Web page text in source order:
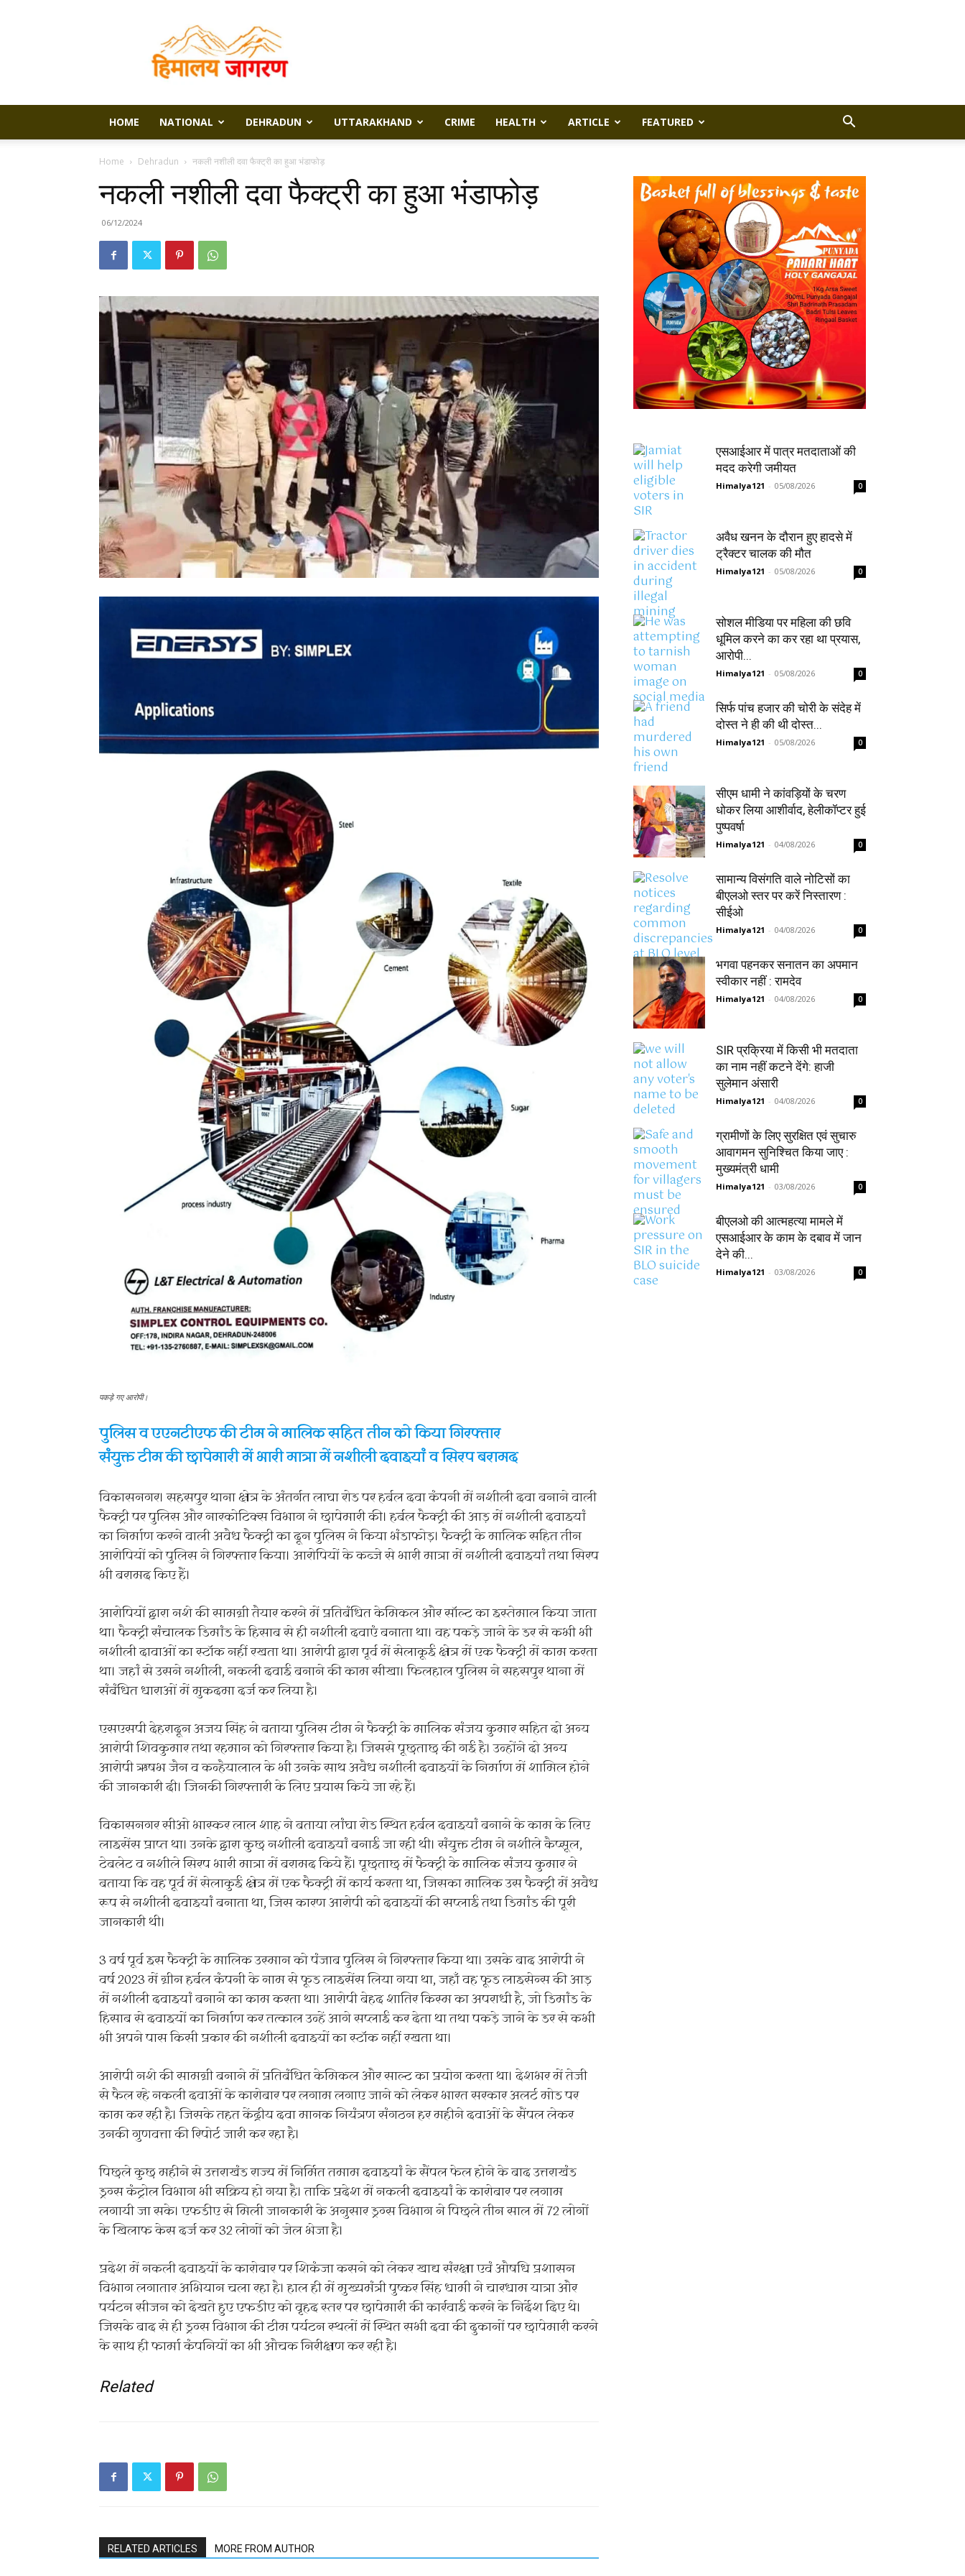
Himalaya
Jagran
HOME NATIONAL DEHRADUN UTTARAKHAND CRIME HEALTH ARTICLE FEATURED
Home Dehradun नकली नशीली दवा फैक्ट्री का हुआ भंडाफोड़
नकली नशीली दवा फैक्ट्री का हुआ भंडाफोड़
06/12/2024
पकड़े गए आरोपी।
पुलिस व एएनटीएफ की टीम ने मालिक सहित तीन को किया गिरफ्तार
संयुक्त टीम की छापेमारी में भारी मात्रा में नशीली दवाइयां व सिरप बरामद
विकासनगर। सहसपुर थाना क्षेत्र के अंतर्गत लाघा रोड पर हर्बल दवा कंपनी में नशीली दवा बनाने वाली
फैक्ट्री पर पुलिस और नारकोटिक्स विभाग ने छापेमारी की। हर्बल फैक्ट्री की आड़ में नशीली दवाइयां
का निर्माण करने वाली अवैध फैक्ट्री का दून पुलिस ने किया भंडाफोड़। फैक्ट्री के मालिक सहित तीन
आरोपियों को पुलिस ने गिरफ्तार किया। आरोपियों के कब्जे से भारी मात्रा में नशीली दवाइयां तथा सिरप
भी बरामद किए हैं।
आरोपियों द्वारा नशे की सामग्री तैयार करने में प्रतिबंधित केमिकल और सॉल्ट का इस्तेमाल किया जाता
था। फैक्ट्री संचालक डिमांड के हिसाब से ही नशीली दवाएं बनाता था। वह पकड़े जाने के डर से कभी भी
नशीली दावाओं का स्टॉक नहीं रखता था। आरोपी द्वारा पूर्व में सेलाकूई क्षेत्र में एक फैक्ट्री में काम करता
था। जहां से उसने नशीली, नकली दवाई बनाने की काम सीखा। फिलहाल पुलिस ने सहसपुर थाना में
संबंधित धाराओं में मुकदमा दर्ज कर लिया है।
एसएसपी देहरादून अजय सिंह ने बताया पुलिस टीम ने फैक्ट्री के मालिक संजय कुमार सहित दो अन्य
आरोपी शिवकुमार तथा रहमान को गिरफ्तार किया है। जिससे पूछताछ की गई है। उन्होंने दो अन्य
आरोपी ऋषभ जैन व कन्हैयालाल के भी उनके साथ अवैध नशीली दवाइयों के निर्माण में शामिल होने
की जानकारी दी। जिनकी गिरफ्तारी के लिए प्रयास किये जा रहे हैं।
विकासनगर सीओ भास्कर लाल शाह ने बताया लांघा रोड स्थित हर्बल दवाइयां बनाने के काम के लिए
लाइसेंस प्राप्त था। उनके द्वारा कुछ नशीली दवाइयां बनाई जा रही थी। संयुक्त टीम ने नशीले कैप्सूल,
टेबलेट व नशीले सिरप भारी मात्रा में बरामद किये हैं। पूछताछ में फैक्ट्री के मालिक संजय कुमार ने
बताया कि वह पूर्व में सेलाकुई क्षेत्र में एक फैक्ट्री में कार्य करता था, जिसका मालिक उस फैक्ट्री में अवैध
रूप से नशीली दवाइयां बनाता था, जिस कारण आरोपी को दवाइयों की सप्लाई तथा डिमांड की पूरी
जानकारी थी।
3 वर्ष पूर्व इस फैक्ट्री के मालिक उस्मान को पंजाब पुलिस ने गिरफ्तार किया था। उसके बाद आरोपी ने
वर्ष 2023 में ग्रीन हर्बल कंपनी के नाम से फूड लाइसेंस लिया गया था, जहाँ वह फूड लाइसेन्स की आड़
में नशीली दवाइयां बनाने का काम करता था। आरोपी बेहद शातिर किस्म का अपराधी है, जो डिमांड के
हिसाब से दवाइयों का निर्माण कर तत्काल उन्हें आगे सप्लाई कर देता था तथा पकड़े जाने के डर से कभी
भी अपने पास किसी प्रकार की नशीली दवाइयों का स्टॉक नहीं रखता था।
आरोपी नशे की सामग्री बनाने में प्रतिबंधित केमिकल और साल्ट का प्रयोग करता था। देशभर में तेजी
से फैल रहे नकली दवाओं के कारोबार पर लगाम लगाए जाने को लेकर भारत सरकार अलर्ट मोड पर
काम कर रही है। जिसके तहत केंद्रीय दवा मानक नियंत्रण संगठन हर महीने दवाओं के सैंपल लेकर
उनकी गुणवत्ता की रिपोर्ट जारी कर रहा है।
पिछले कुछ महीने से उत्तराखंड राज्य में निर्मित तमाम दवाइयां के सैंपल फेल होने के बाद उत्तराखंड
ड्रग्स कंट्रोल विभाग भी सक्रिय हो गया है। ताकि प्रदेश में नकली दवाइयां के कारोबार पर लगाम
लगायी जा सके। एफडीए से मिली जानकारी के अनुसार ड्रग्स विभाग ने पिछले तीन साल में 72 लोगों
के खिलाफ केस दर्ज कर 32 लोगों को जेल भेजा है।
प्रदेश में नकली दवाइयों के कारोबार पर शिकंजा कसने को लेकर खाद्य संरक्षा एवं औषधि प्रशासन
विभाग लगातार अभियान चला रहा है। हाल ही में मुख्यमंत्री पुष्कर सिंह धामी ने चारधाम यात्रा और
पर्यटन सीजन को देखते हुए एफडीए को वृहद स्तर पर छापेमारी की कार्रवाई करने के निर्देश दिए थे।
जिसके बाद से ही ड्रग्स विभाग की टीम पर्यटन स्थलों में स्थित सभी दवा की दुकानों पर छापेमारी करने
के साथ ही फार्मा कंपनियों का भी औचक निरीक्षण कर रही है।
Related
RELATED ARTICLES MORE FROM AUTHOR
एसआईआर में पात्र मतदाताओं की
मदद करेगी जमीयत
Himalya121 - 05/08/2026 0
अवैध खनन के दौरान हुए हादसे में
ट्रैक्टर चालक की मौत
Himalya121 - 05/08/2026 0
सोशल मीडिया पर महिला की छवि
धूमिल करने का कर रहा था प्रयास,
आरोपी...
Himalya121 - 05/08/2026 0
सिर्फ पांच हजार की चोरी के संदेह में
दोस्त ने ही की थी दोस्त...
Himalya121 - 05/08/2026 0
सीएम धामी ने कांवड़ियों के चरण
धोकर लिया आशीर्वाद, हेलीकॉप्टर हुई
पुष्पवर्षा
Himalya121 - 04/08/2026 0
सामान्य विसंगति वाले नोटिसों का
बीएलओ स्तर पर करें निस्तारण :
सीईओ
Himalya121 - 04/08/2026 0
भगवा पहनकर सनातन का अपमान
स्वीकार नहीं : रामदेव
Himalya121 - 04/08/2026 0
SIR प्रक्रिया में किसी भी मतदाता
का नाम नहीं कटने देंगे: हाजी
सुलेमान अंसारी
Himalya121 - 04/08/2026 0
ग्रामीणों के लिए सुरक्षित एवं सुचारु
आवागमन सुनिश्चित किया जाए :
मुख्यमंत्री धामी
Himalya121 - 03/08/2026 0
बीएलओ की आत्महत्या मामले में
एसआईआर के काम के दबाव में जान
देने की...
Himalya121 - 03/08/2026 0